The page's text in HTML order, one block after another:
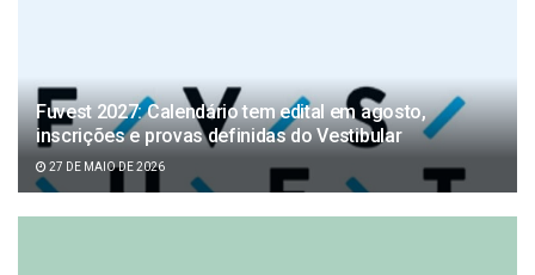
Fuvest 2027: Calendário tem edital em agosto,
inscrições e provas definidas do Vestibular
27 DE MAIO DE 2026